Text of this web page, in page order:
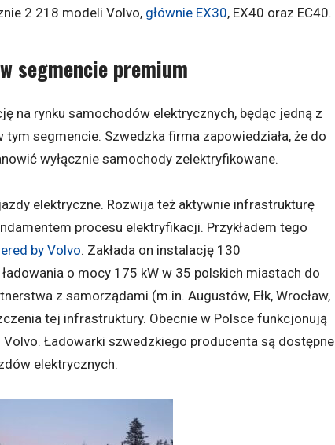
2 218 modeli Volvo, głównie EX30, EX40 oraz EC40.
segmencie premium
na rynku samochodów elektrycznych, będąc jedną z
segmencie. Szwedzka firma zapowiedziała, że do
wyłącznie samochody zelektryfikowane.
elektryczne. Rozwija też aktywnie infrastrukturę
procesu elektryfikacji. Przykładem tego
by Volvo. Zakłada on instalację 130
o mocy 175 kW w 35 polskich miastach do
z samorządami (m.in. Augustów, Ełk, Wrocław,
tej infrastruktury. Obecnie w Polsce funkcjonują
Ładowarki szwedzkiego producenta są dostępne
elektrycznych.